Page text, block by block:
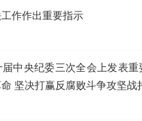
作作出重要指示
中央纪委三次全会上发表
坚决打赢反腐败斗争攻坚战